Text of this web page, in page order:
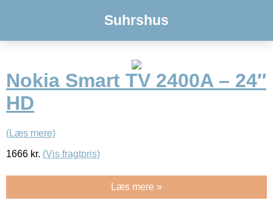
Suhrshus
Nokia Smart TV 2400A – 24″
HD
(Læs mere)
1666 kr. (Vis fragtpris)
Læs mere »